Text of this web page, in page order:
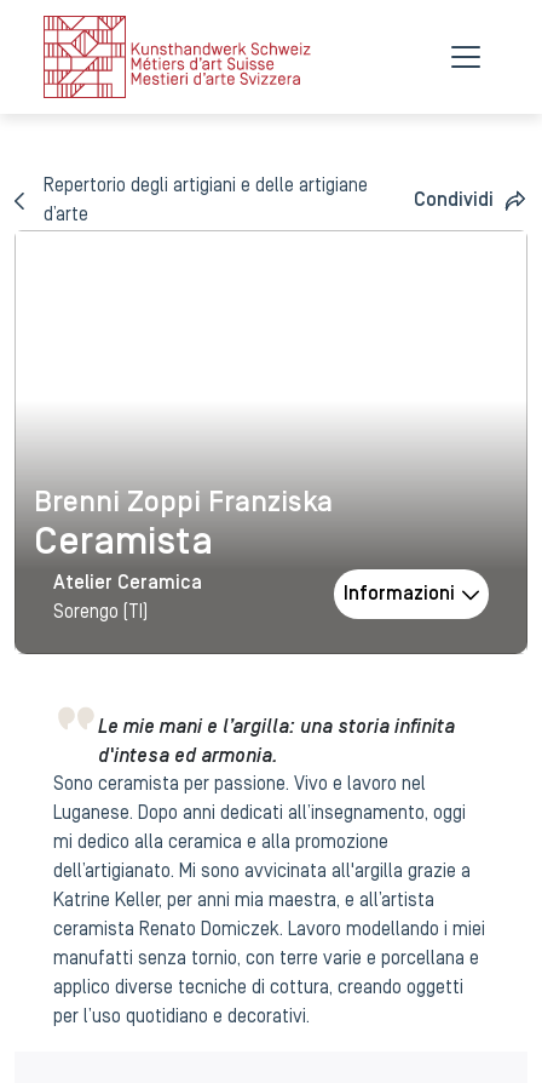
Repertorio degli artigiani e delle artigiane
d’arte
Condividi
Brenni Zoppi Franziska
Brenni Zoppi Franziska
Ceramista
Atelier Ceramica
Sorengo (TI)
Informazioni
Le mie mani e l’argilla: una storia infinita
d'intesa ed armonia.
Sono ceramista per passione. Vivo e lavoro nel
Luganese. Dopo anni dedicati all’insegnamento, oggi
mi dedico alla ceramica e alla promozione
dell’artigianato. Mi sono avvicinata all'argilla grazie a
Katrine Keller, per anni mia maestra, e all’artista
ceramista Renato Domiczek. Lavoro modellando i miei
manufatti senza tornio, con terre varie e porcellana e
applico diverse tecniche di cottura, creando oggetti
per l’uso quotidiano e decorativi.